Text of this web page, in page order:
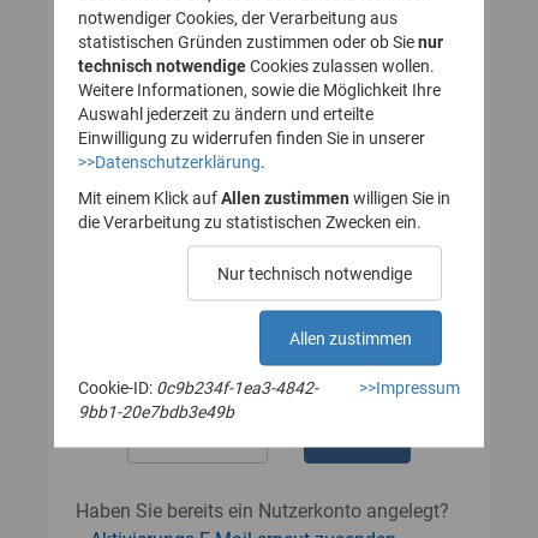
Passwort
Das Passwort muss mindestens 8
Zeichen enthalten.
Leerzeichen werden nicht akzeptiert.
Haben Sie bereits ein Nutzerkonto angelegt?
notwendiger Cookies, der Verarbeitung aus
statistischen Gründen zustimmen oder ob Sienur
technisch notwendigeCookies zulassen wollen.
Weitere Informationen, sowie die Möglichkeit Ihre
Auswahl jederzeit zu ändern und erteilte
Einwilligung zu widerrufen finden Sie in unserer
>>Datenschutzerklärung
Mit einem Klick auf Allen zustimmen willigen Sie in
die Verarbeitung zu statistischen Zwecken ein.
Nur technisch notwendige
Allen zustimmen
Cookie-ID: 0c9b234f-1ea3-4842-
9bb1-20e7bdb3e49b
>>Impressum